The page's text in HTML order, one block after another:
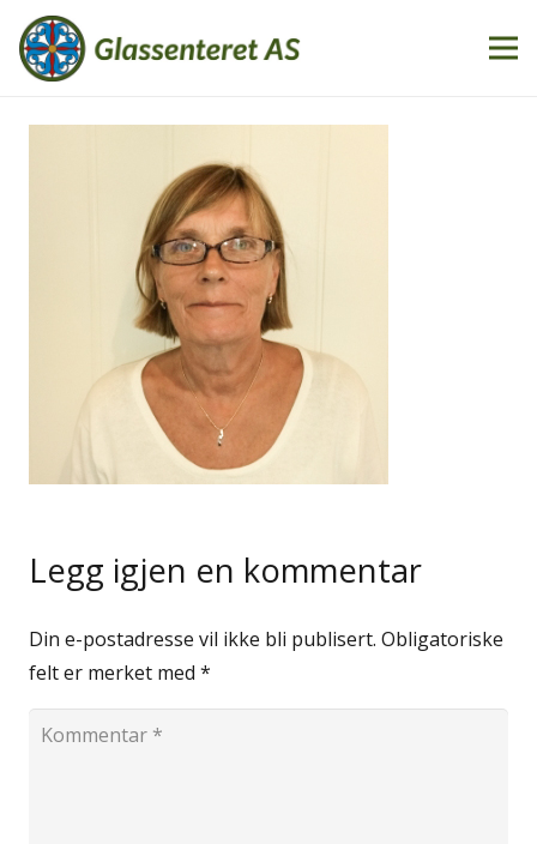
Legg igjen en kommentar
Din e-postadresse vil ikke bli publisert. Obligatoriske
felt er merket med *